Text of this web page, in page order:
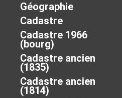
Géographie
Cadastre
Cadastre 1966
(bourg)
Cadastre ancien
(1835)
Cadastre ancien
(1814)